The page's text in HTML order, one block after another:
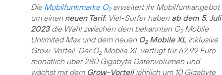
Die Mobilfunkmarke O2erweitert ihr Mobilfunkangebot
um einen neuen Tarif: Viel-Surfer haben ab dem 5. Juli
2023die Wahl zwischen dem bekannten O2Mobile
Unlimited Max und dem neuen O2Mobile XL inklusive
Grow-Vorteil. Der O2Mobile XL verfügt für 62,99 Euro
monatlich über 280 Gigabyte Datenvolumen und
wächst mit dem Grow-Vorteiljährlich um 10 Gigabyte